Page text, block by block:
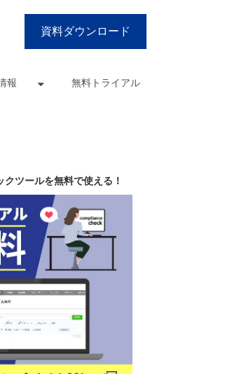
資料ダウンロード
報 無料トライアル
ツールを無料で使える！